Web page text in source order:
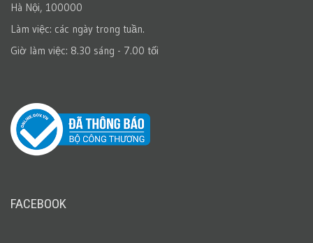
Hà Nội, 100000
Làm việc: các ngày trong tuần.
Giờ làm việc: 8.30 sáng - 7.00 tối
FACEBOOK